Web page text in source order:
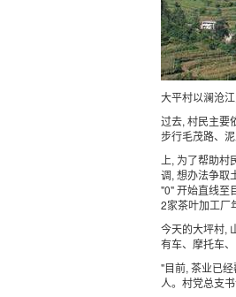
大平村以澜沧
过去, 村民主要
步行毛茂路、
上, 为了帮助
调, 想办法争取
"0" 开始直线至
2家茶叶加工厂
今天的大坪村,
有车、摩托车
"目前, 茶业已
人。村党总支